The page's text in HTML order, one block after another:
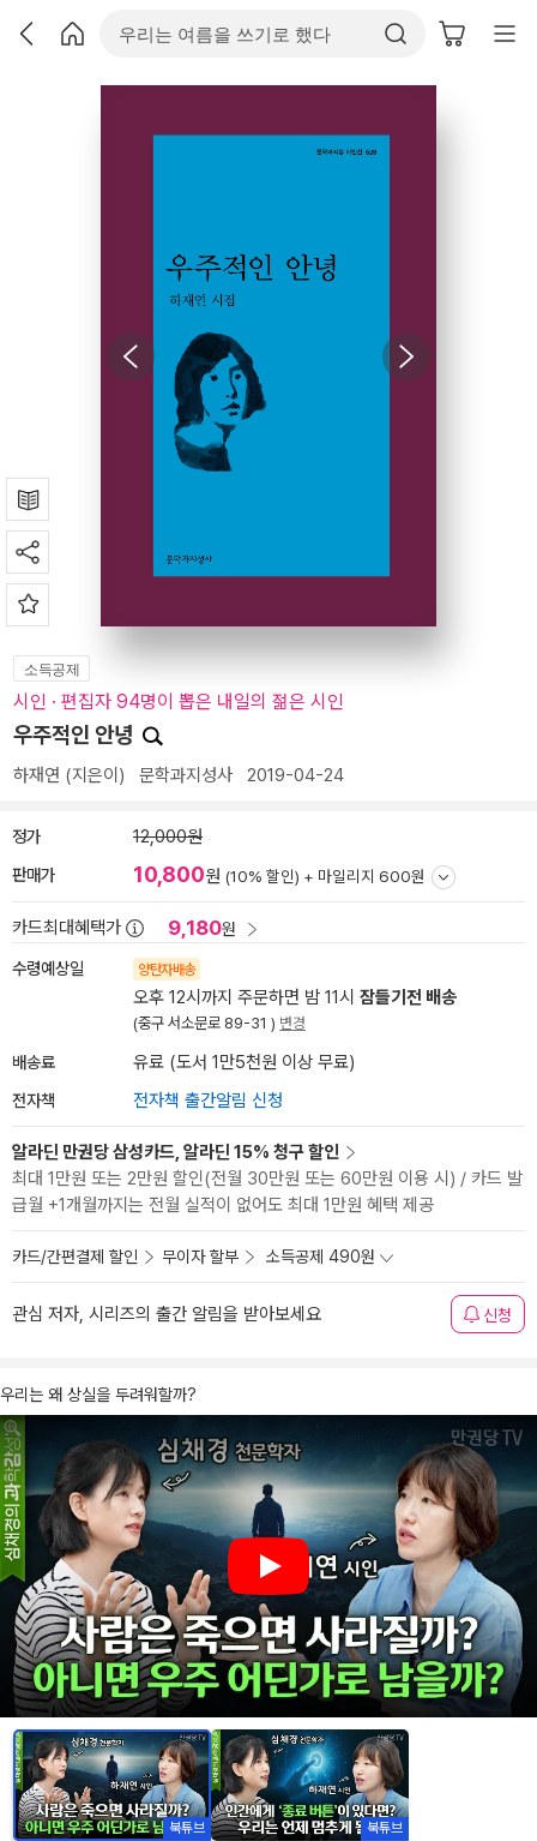
소득공제
시인 · 편집자 94명이 뽑은 내일의 젊은 시인
우주적인 안녕
하재연 (지은이) 문학과지성사 2019-04-24
정가 12,000원
판매가 10,800원 (10% 할인) + 마일리지 600원
카드최대혜택가 9,180원
수령예상일 양탄자배송
오후 12시까지 주문하면 밤 11시 잠들기전 배송
(중구 서소문로 89-31 ) 변경
배송료 유료 (도서 1만5천원 이상 무료)
전자책 전자책 출간알림 신청
알라딘 만권당 삼성카드, 알라딘 15% 청구 할인
최대 1만원 또는 2만원 할인(전월 30만원 또는 60만원 이용 시) / 카드 발
급월 +1개월까지는 전월 실적이 없어도 최대 1만원 혜택 제공
카드/간편결제 할인 무이자 할부 소득공제 490원
관심 저자, 시리즈의 출간 알림을 받아보세요 신청
우리는 왜 상실을 두려워할까?
Play
북튜브 북튜브